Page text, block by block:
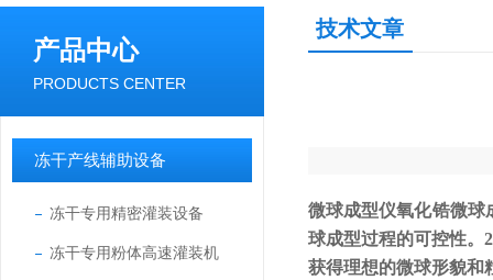
产品中心
PRODUCTS CENTER
冻干产线辅助设备
冻干专用精密灌装设备
冻干专用粉体高速灌装机
技术文章
微球成型仪氧化锆微球
球成型过程的可控性。
获得理想的微球形貌和